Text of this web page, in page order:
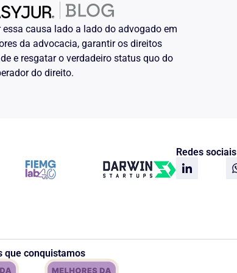
causa lado a lado do advogado em
da advocacia, garantir os direitos
e resgatar o verdadeiro status quo do
do direito.
Redes sociais
que conquistamos